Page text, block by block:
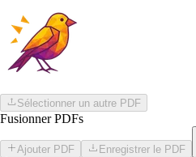
Sélectionner un autre PDF
Fusionner PDFs
Ajouter PDF Enregistrer le PDF